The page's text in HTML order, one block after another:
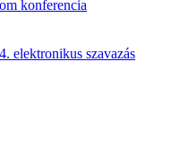
konferencia
elektronikus szavazás